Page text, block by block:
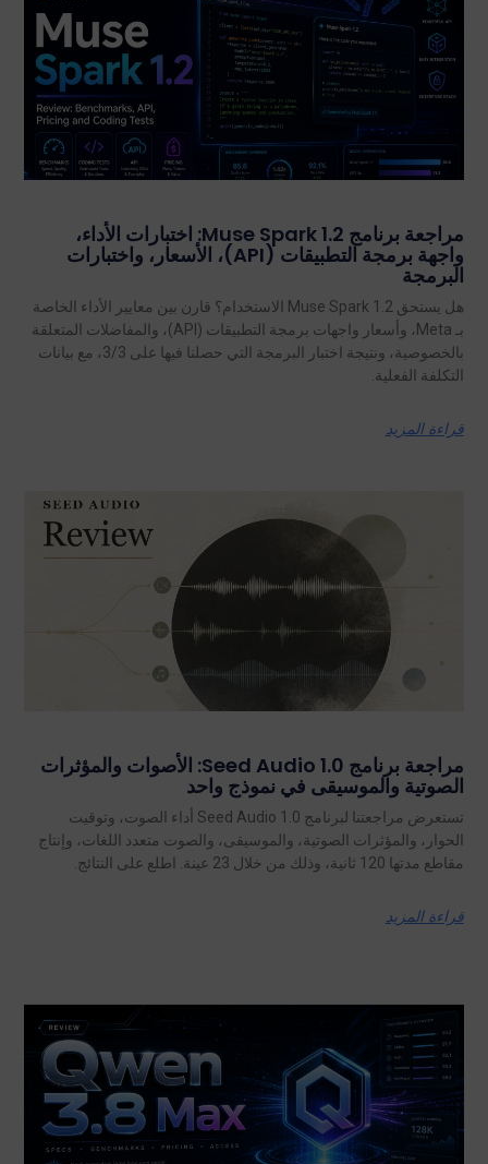
مراجعة برنامج Muse Spark 1.2: اختبارات الأداء،
واجهة برمجة التطبيقات (API)، الأسعار، واختبارات
البرمجة
هل يستحق Muse Spark 1.2 الاستخدام؟ قارن بين معايير الأداء الخاصة
بـ Meta، وأسعار واجهات برمجة التطبيقات (API)، والمفاضلات المتعلقة
بالخصوصية، ونتيجة اختبار البرمجة التي حصلنا فيها على 3/3، مع بيانات
التكلفة الفعلية.
قراءة المزيد
مراجعة برنامج Seed Audio 1.0: الأصوات والمؤثرات
الصوتية والموسيقى في نموذج واحد
تستعرض مراجعتنا لبرنامج Seed Audio 1.0 أداء الصوت، وتوقيت
الحوار، والمؤثرات الصوتية، والموسيقى، والصوت متعدد اللغات، وإنتاج
مقاطع مدتها 120 ثانية، وذلك من خلال 23 عينة. اطلع على النتائج.
قراءة المزيد